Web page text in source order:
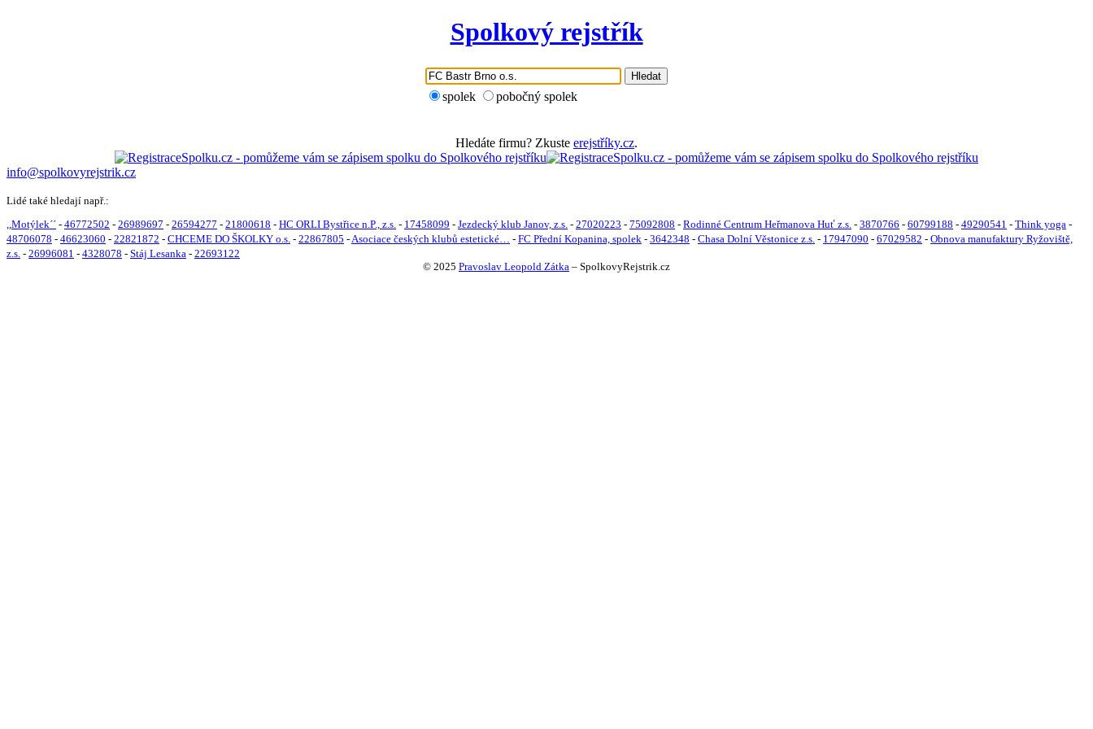
Spolkový rejstřík
Hledat
spolek pobočný spolek
Hledáte firmu? Zkuste erejstříky.cz.
info@spolkovyrejstrik.cz
Lidé také hledají např.:
,,Motýlek´´ - 46772502 - 26989697 - 26594277 - 21800618 - HC ORLI Bystřice n.P., z.s. - 17458099 - Jezdecký klub Janov, z.s. - 27020223 - 75092808 - Rodinné Centrum Heřmanova Huť z.s. - 3870766 - 60799188 - 49290541 - Think yoga -
48706078 - 46623060 - 22821872 - CHCEME DO ŠKOLKY o.s. - 22867805 -Asociace českých klubů estetické… - FC Přední Kopanina, spolek - 3642348 - Chasa Dolní Věstonice z.s. - 17947090 - 67029582 - Obnova manufaktury Ryžoviště,
z.s. - 26996081 - 4328078 - Stáj Lesanka - 22693122
© 2025 Pravoslav Leopold Zátka – SpolkovyRejstrik.cz